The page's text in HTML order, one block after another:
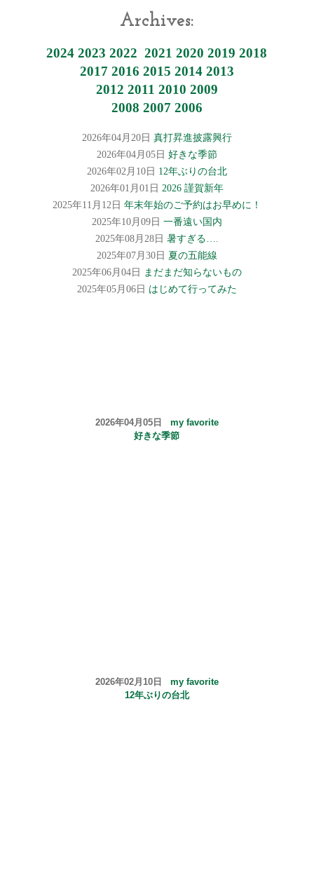
Archives:
2024 2023 2022 2021 2020 2019 2018
2017 2016 2015 2014 2013
2012 2011 2010 2009
2008 2007 2006
2026年04月20日 真打昇進披露興行
2026年04月05日 好きな季節
2026年02月10日 12年ぶりの台北
2026年01月01日 2026 謹賀新年
2025年11月12日 年末年始のご予約はお早めに！
2025年10月09日 一番遠い国内
2025年08月28日 暑すぎる….
2025年07月30日 夏の五能線
2025年06月04日 まだまだ知らないもの
2025年05月06日 はじめて行ってみた
2026年04月05日 my favorite
好きな季節
2026年02月10日 my favorite
12年ぶりの台北